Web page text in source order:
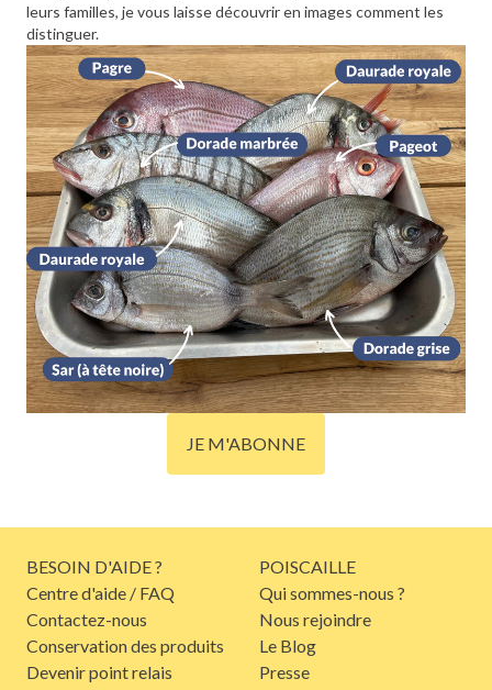
leurs familles, je vous laisse découvrir en images comment les
distinguer.
JE M'ABONNE
BESOIN D'AIDE ?
Centre d'aide / FAQ
Contactez-nous
Conservation des produits
Devenir point relais
POISCAILLE
Qui sommes-nous ?
Nous rejoindre
Le Blog
Presse